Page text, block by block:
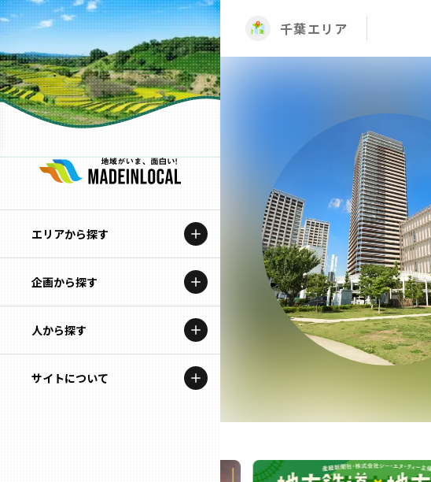
エリアから探す
北海道
青森
岩手
企画から探す
特集コンテンツ
地域を代表する企業100選
人から探す
記事ライター
サイトについて
千葉エリア